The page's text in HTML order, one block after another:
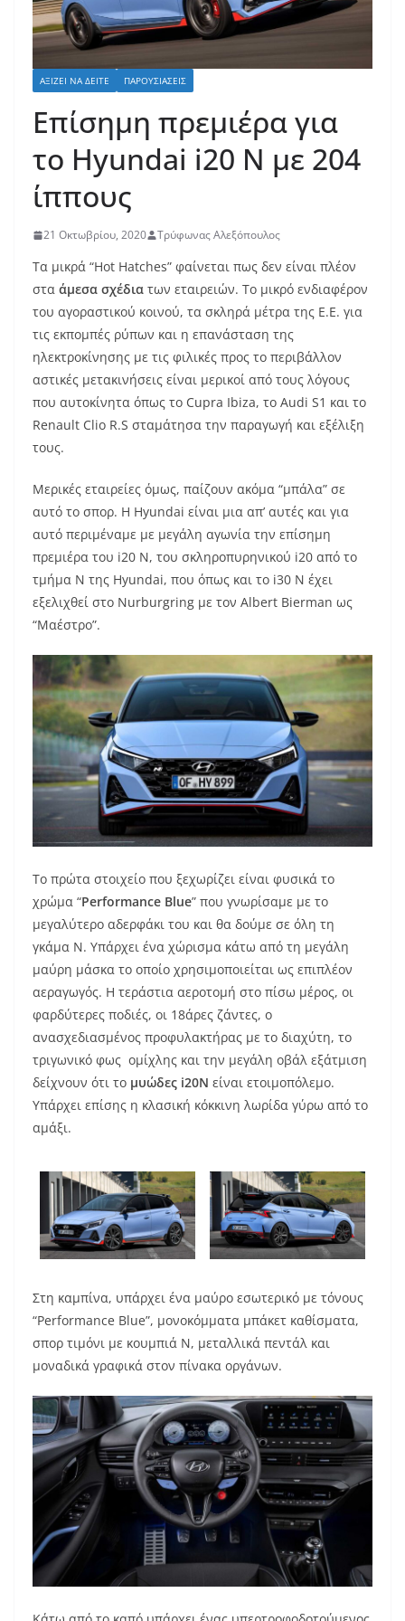
ΑΞΊΖΕΙ ΝΑ ΔΕΊΤΕ ΠΑΡΟΥΣΙΆΣΕΙΣ
Επίσημη πρεμιέρα για
το Hyundai i20 N με 204
ίππους
21 Οκτωβρίου, 2020 Τρύφωνας Αλεξόπουλος
Τα μικρά “Hot Hatches” φαίνεται πως δεν είναι πλέον
στα άμεσα σχέδια των εταιρειών. Το μικρό ενδιαφέρον
του αγοραστικού κοινού, τα σκληρά μέτρα της Ε.Ε. για
τις εκπομπές ρύπων και η επανάσταση της
ηλεκτροκίνησης με τις φιλικές προς το περιβάλλον
αστικές μετακινήσεις είναι μερικοί από τους λόγους
που αυτοκίνητα όπως το Cupra Ibiza, το Audi S1 ​​και το
Renault Clio R.S σταμάτησα την παραγωγή και εξέλιξη
τους.
Μερικές εταιρείες όμως, παίζουν ακόμα “μπάλα” σε
αυτό το σπορ. Η Hyundai είναι μια απ’ αυτές και για
αυτό περιμέναμε με μεγάλη αγωνία την επίσημη
πρεμιέρα του i20 N, του σκληροπυρηνικού i20 από το
τμήμα N της Hyundai, που όπως και το i30 N έχει
εξελιχθεί στο Nurburgring με τον Albert Bierman ως
“Μαέστρο”.
Το πρώτα στοιχείο που ξεχωρίζει είναι φυσικά το
χρώμα “Performance Blue” που γνωρίσαμε με το
μεγαλύτερο αδερφάκι του και θα δούμε σε όλη τη
γκάμα N. Υπάρχει ένα χώρισμα κάτω από τη μεγάλη
μαύρη μάσκα το οποίο χρησιμοποιείται ως επιπλέον
αεραγωγός. Η τεράστια αεροτομή στο πίσω μέρος, οι
φαρδύτερες ποδιές, οι 18άρες ζάντες, ο
ανασχεδιασμένος προφυλακτήρας με το διαχύτη, το
τριγωνικό φως ομίχλης και την μεγάλη οβάλ εξάτμιση
δείχνουν ότι το μυώδες i20N είναι ετοιμοπόλεμο.
Υπάρχει επίσης η κλασική κόκκινη λωρίδα γύρω από το
αμάξι.
Στη καμπίνα, υπάρχει ένα μαύρο εσωτερικό με τόνους
“Performance Blue”, μονοκόμματα μπάκετ καθίσματα,
σπορ τιμόνι με κουμπιά N, μεταλλικά πεντάλ και
μοναδικά γραφικά στον πίνακα οργάνων.